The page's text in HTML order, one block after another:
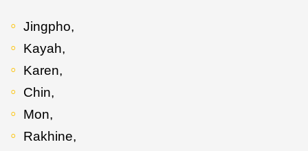
Jingpho,
Kayah,
Karen,
Chin,
Mon,
Rakhine,